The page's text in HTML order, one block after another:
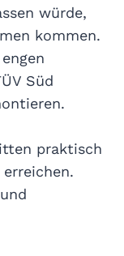
würde,
kommen.
Süd
praktisch